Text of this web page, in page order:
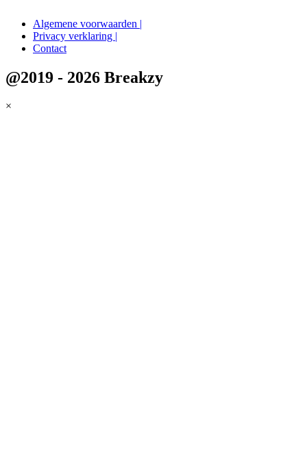
Algemene voorwaarden |
Privacy verklaring |
Contact
@2019 - 2026 Breakzy
×